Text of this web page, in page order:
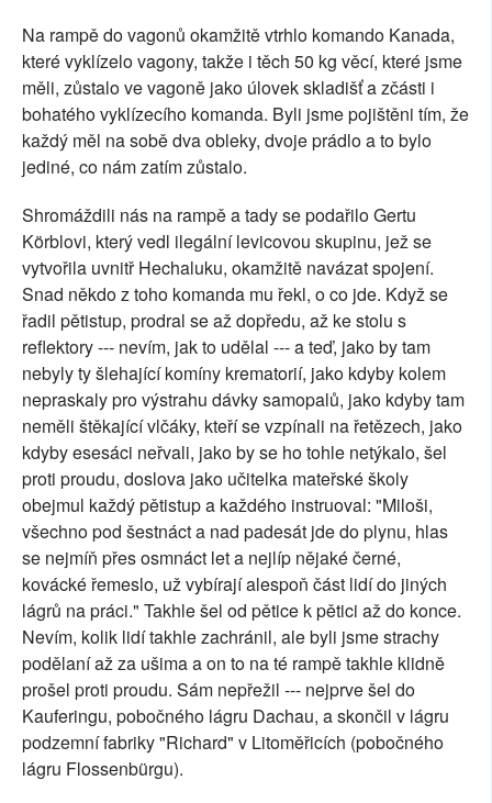
Na rampě do vagonů okamžitě vtrhlo komando Kanada,
které vyklízelo vagony, takže i těch 50 kg věcí, které jsme
měli, zůstalo ve vagoně jako úlovek skladišť a zčásti i
bohatého vyklízecího komanda. Byli jsme pojištěni tím, že
každý měl na sobě dva obleky, dvoje prádlo a to bylo
jediné, co nám zatím zůstalo.
Shromáždili nás na rampě a tady se podařilo Gertu
Körblovi, který vedl ilegální levicovou skupinu, jež se
vytvořila uvnitř Hechaluku, okamžitě navázat spojení.
Snad někdo z toho komanda mu řekl, o co jde. Když se
řadil pětistup, prodral se až dopředu, až ke stolu s
reflektory --- nevím, jak to udělal --- a teď, jako by tam
nebyly ty šlehající komíny krematorií, jako kdyby kolem
nepraskaly pro výstrahu dávky samopalů, jako kdyby tam
neměli štěkající vlčáky, kteří se vzpínali na řetězech, jako
kdyby esesáci neřvali, jako by se ho tohle netýkalo, šel
proti proudu, doslova jako učitelka mateřské školy
obejmul každý pětistup a každého instruoval: "Miloši,
všechno pod šestnáct a nad padesát jde do plynu, hlas
se nejmíň přes osmnáct let a nejlíp nějaké černé,
kovácké řemeslo, už vybírají alespoň část lidí do jiných
lágrů na práci." Takhle šel od pětice k pětici až do konce.
Nevím, kolik lidí takhle zachránil, ale byli jsme strachy
podělaní až za ušima a on to na té rampě takhle klidně
prošel proti proudu. Sám nepřežil --- nejprve šel do
Kauferingu, pobočného lágru Dachau, a skončil v lágru
podzemní fabriky "Richard" v Litoměřicích (pobočného
lágru Flossenbürgu).